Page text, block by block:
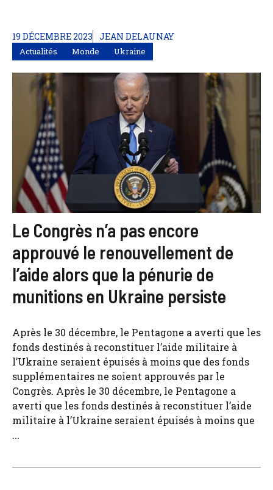
19 DÉCEMBRE 2023 JEAN DELAUNAY
Actualités Monde Ukraine
Le Congrès n’a pas encore
approuvé le renouvellement de
l’aide alors que la pénurie de
munitions en Ukraine persiste
Après le 30 décembre, le Pentagone a averti que les
fonds destinés à reconstituer l’aide militaire à
l’Ukraine seraient épuisés à moins que des fonds
supplémentaires ne soient approuvés par le
Congrès. Après le 30 décembre, le Pentagone a
averti que les fonds destinés à reconstituer l’aide
militaire à l’Ukraine seraient épuisés à moins que
...